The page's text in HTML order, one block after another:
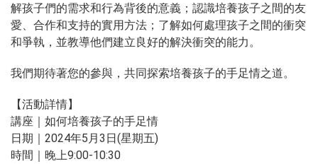
解孩子們的需求和行為背後的意義；認識培養孩子之間的友
愛、合作和支持的實用方法；了解如何處理孩子之間的衝突
和爭執，並教導他們建立良好的解決衝突的能力。
我們期待著您的參與，共同探索培養孩子的手足情之道。
【活動詳情】
講座｜如何培養孩子的手足情
日期｜2024年5月3日(星期五)
時間｜晚上9:00-10:30